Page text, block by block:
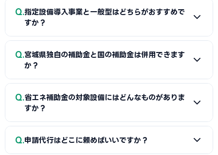
Q 指定設備導入事業と一般型はどちらがおすすめで
すか？
A
導入したい設備がSII認定リストに掲載されている場合は
「指定設備導入事業」がおすすめです。審査が比較的スピーデ
リストにない専用設備やオーダーメイドのシステムを導入した
い場合は「一般型」を検討してください。
Q 宮城県独自の補助金と国の補助金は併用できます
か？
A
同一経費への重複申請はできませんが、対象経費を「設置
工事費（県補助金）」と「機器本体費（国補助金）」のよう
ースがあります。経費按分の計画は事前に専門家へ確認するこ
とをおすすめします。
Q 省エネ補助金の対象設備にはどんなものがありま
すか？
A
SII認定設備にはLED照明・高効率空調・太陽光発電・蓄
Q 申請代行はどこに頼めばいいですか？